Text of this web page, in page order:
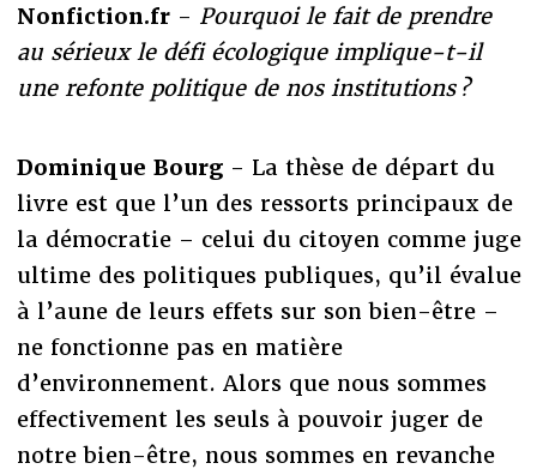
Nonfiction.fr - Pourquoi le fait de prendre
au sérieux le défi écologique implique-t-il
une refonte politique de nos institutions ?
Dominique Bourg- La thèse de départ du
livre est que l’un des ressorts principaux de
la démocratie – celui du citoyen comme juge
ultime des politiques publiques, qu’il évalue
à l’aune de leurs effets sur son bien-être –
ne fonctionne pas en matière
d’environnement. Alors que nous sommes
effectivement les seuls à pouvoir juger de
notre bien-être, nous sommes en revanche